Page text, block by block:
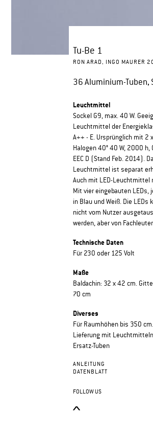
Tu-Be 1
RON ARAD, INGO MAURER
36 Aluminium-Tuben,
Leuchtmittel
Sockel G9, max. 40 W.
Leuchtmittel der
A++ - E. Ursprünglich mit 2 x
Halogen 40° 40 W, 2000 h,
EEC D (Stand Feb. 2014).
Leuchtmittel ist separat
Auch mit LED-Leuchtmittel
Mit vier eingebauten LEDs,
in Blau und Weiß. Die LEDs
nicht vom Nutzer
werden, aber von
Technische Daten
Für 230 oder 125 Volt
Maße
Baldachin: 32 x 42 cm.
70 cm
Diverses
Für Raumhöhen bis 350 cm.
Lieferung mit
Ersatz-Tuben
ANLEITUNG
DATENBLATT
FOLLOW US